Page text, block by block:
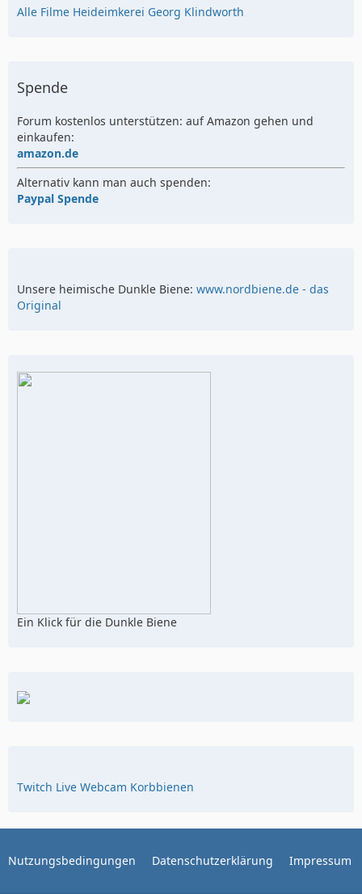
Alle Filme Heideimkerei Georg Klindworth
Spende
Forum kostenlos unterstützen: auf Amazon gehen und
einkaufen:
amazon.de
Alternativ kann man auch spenden:
Paypal Spende
Unsere heimische Dunkle Biene: www.nordbiene.de - das
Original
Ein Klick für die Dunkle Biene
Twitch Live Webcam Korbbienen
Nutzungsbedingungen Datenschutzerklärung Impressum